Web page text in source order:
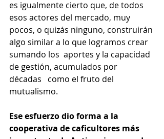
es igualmente cierto que, de todos
esos actores del mercado, muy
pocos, o quizás ninguno, construirán
algo similar a lo que logramos crear
sumando los  aportes y la capacidad
de gestión, acumulados por
décadas   como el fruto del
mutualismo.
Ese esfuerzo dio forma a la
cooperativa de caficultores más